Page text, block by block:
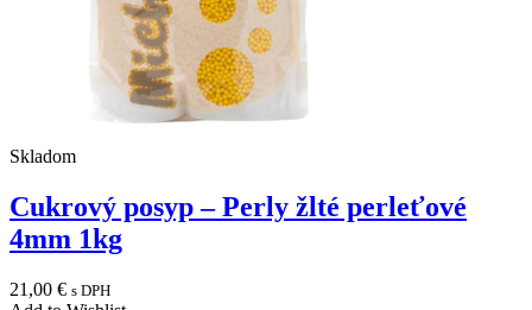
Skladom
Cukrový posyp – Perly žlté perleťové
4mm 1kg
21,00 € s DPH